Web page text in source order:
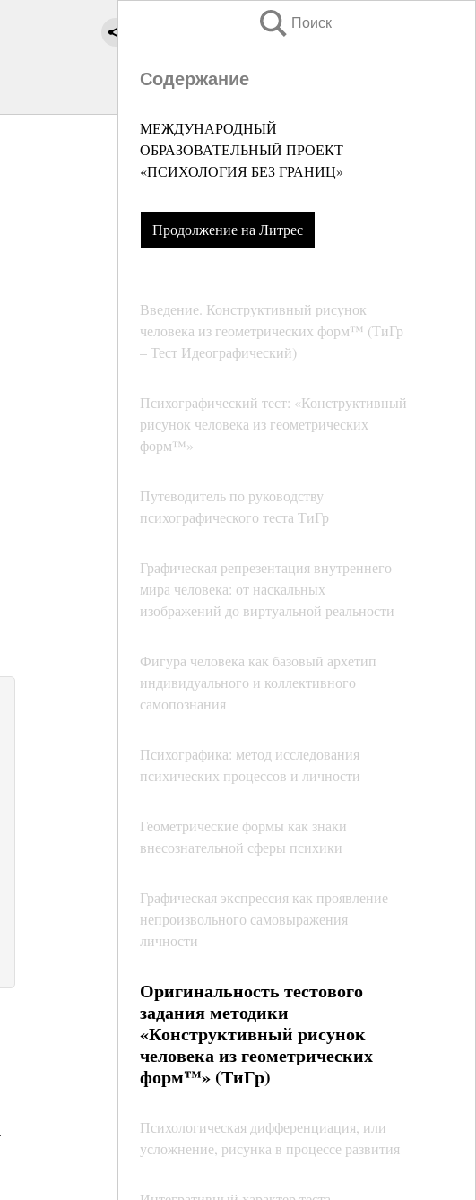
Поиск
Содержание
МЕЖДУНАРОДНЫЙ
ОБРАЗОВАТЕЛЬНЫЙ ПРОЕКТ
«ПСИХОЛОГИЯ БЕЗ ГРАНИЦ»
Продолжение на Литрес
Введение. Конструктивный рисунок
человека из геометрических форм™ (ТиГр
– Тест Идеографический)
Психографический тест: «Конструктивный
рисунок человека из геометрических
форм™»
Путеводитель по руководству
психографического теста ТиГр
Графическая репрезентация внутреннего
мира человека: от наскальных
изображений до виртуальной реальности
Фигура человека как базовый архетип
индивидуального и коллективного
самопознания
Психографика: метод исследования
психических процессов и личности
Геометрические формы как знаки
внесознательной сферы психики
Графическая экспрессия как проявление
непроизвольного самовыражения
личности
Оригинальность тестового
задания методики
«Конструктивный рисунок
человека из геометрических
форм™» (ТиГр)
Психологическая дифференциация, или
усложнение, рисунка в процессе развития